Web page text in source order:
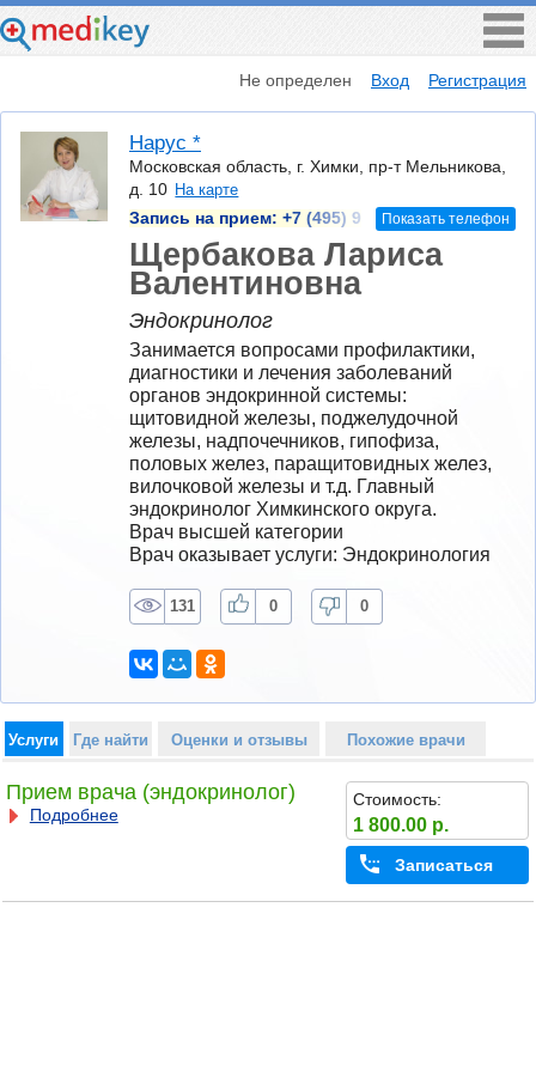
Не определен Вход Регистрация
Нарус *
Московская область, г. Химки, пр-т Мельникова,
д. 10 На карте
Запись на прием: +7 (495) 9 Показать телефон
Щербакова Лариса
Валентиновна
Эндокринолог
Занимается вопросами профилактики,
диагностики и лечения заболеваний
органов эндокринной системы:
щитовидной железы, поджелудочной
железы, надпочечников, гипофиза,
половых желез, паращитовидных желез,
вилочковой железы и т.д. Главный
эндокринолог Химкинского округа.
Врач высшей категории
Врач оказывает услуги: Эндокринология
131 0 0
Услуги Где найти Оценки и отзывы Похожие врачи
Прием врача (эндокринолог)
Подробнее
Стоимость:
1 800.00 р.
Записаться